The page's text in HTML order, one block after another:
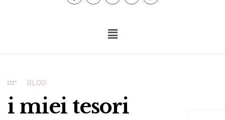
BLOG
i miei tesori